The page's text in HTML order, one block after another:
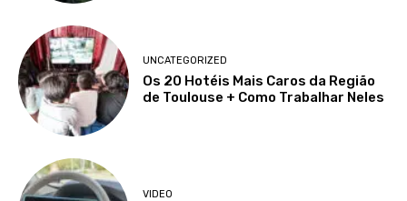
UNCATEGORIZED
Os 20 Hotéis Mais Caros da Região
de Toulouse + Como Trabalhar Neles
VIDEO